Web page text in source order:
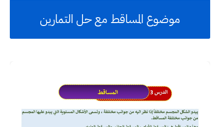
موضوع المساقط مع حل التمارين